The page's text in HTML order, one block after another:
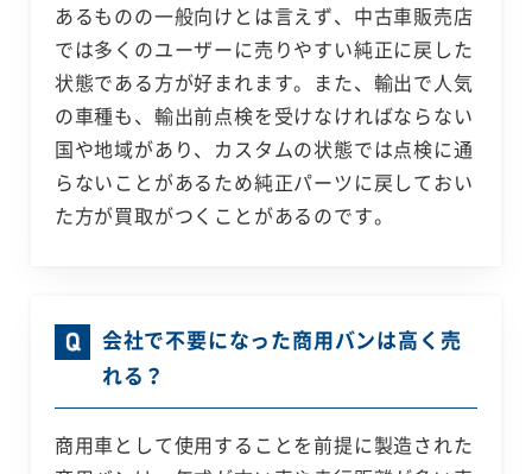
あるものの一般向けとは言えず、中古車販売店
では多くのユーザーに売りやすい純正に戻した
状態である方が好まれます。また、輸出で人気
の車種も、輸出前点検を受けなければならない
国や地域があり、カスタムの状態では点検に通
らないことがあるため純正パーツに戻しておい
た方が買取がつくことがあるのです。
会社で不要になった商用バンは高く売
れる？
商用車として使用することを前提に製造された